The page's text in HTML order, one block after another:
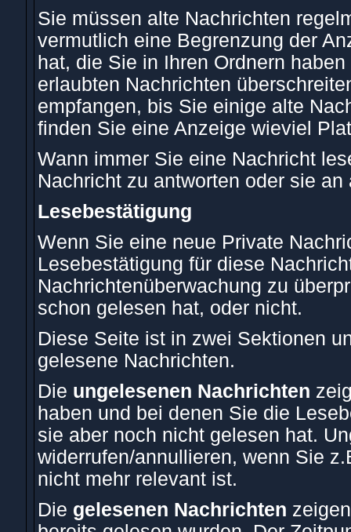
Sie müssen alte Nachrichten
vermutlich eine Begrenzung der
hat, die Sie in Ihren Ordnern
erlaubten Nachrichten
empfangen, bis Sie einige alte
finden Sie eine Anzeige wieviel
Wann immer Sie eine Nachricht
Nachricht zu antworten oder sie
Lesebestätigung
Wenn Sie eine neue Private
Lesebestätigung für diese
Nachrichtenüberwachung zu
schon gelesen hat, oder nicht.
Diese Seite ist in zwei Sektionen
gelesene Nachrichten.
Die ungelesenen Nachrichten
haben und bei denen Sie die
sie aber noch nicht gelesen hat.
widerrufen/annullieren, wenn Sie
nicht mehr relevant ist.
Die gelesenen Nachrichten